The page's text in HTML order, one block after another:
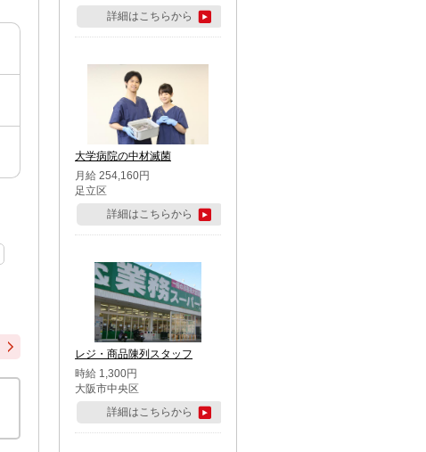
詳細はこちらから
大学病院の中材滅菌
月給 254,160円
足立区
詳細はこちらから
レジ・商品陳列スタッフ
時給 1,300円
大阪市中央区
詳細はこちらから